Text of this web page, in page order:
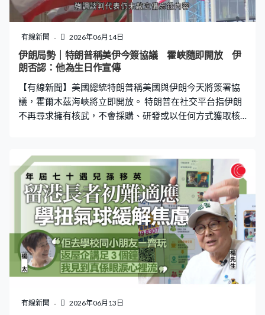
通話，所以下一步我們在加緊協調。」 孫東表示香港在航
天發展方面處於起步階段，大學有很多航天人才，對月
球、火星的研究亦做了大量工作，形容上游發展做得好，
將來會在中下游，包括在航天產業方面籌劃新布局。孫
東：「香港作為一個金融中心，國際服務、國際化交往非
另外香港可以利用數據港優勢、開放的優勢，可以協助國
家及
有線新聞 2026年06月14日
伊朗局勢｜特朗普稱美伊今簽協議 霍峽隨即開放 伊
朗否認：他為生日作宣傳
【有線新聞】美國總統特朗普稱美國與伊朗今天將簽署協
議，霍爾木茲海峽將立即開放。 特朗普在社交平台指伊朗
不再尋求擁有核武，不會採購、研發或以任何方式獲取核
在伊朗境內抑或美國本土，期望能迅速和順利推進，否則
會動用最終方案。 伊朗革命衛隊否認，強調談判代表仍未
敲定備忘錄內容，認為特朗普安排周日即他生日當天簽署
協議，可能試圖轉化為個人宣傳活動。
有線新聞 2026年06月13日